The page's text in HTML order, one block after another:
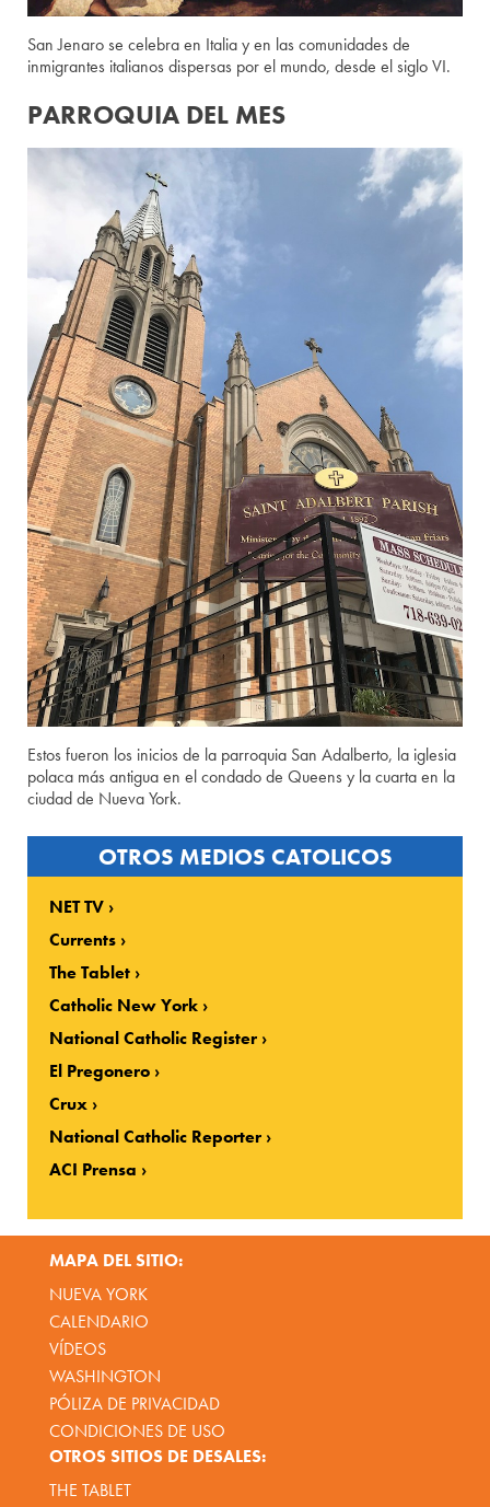
San Jenaro se celebra en Italia y en las comunidades de
inmigrantes italianos dispersas por el mundo, desde el siglo VI.
PARROQUIA DEL MES
Estos fueron los inicios de la parroquia San Adalberto, la iglesia
polaca más antigua en el condado de Queens y la cuarta en la
ciudad de Nueva York.
OTROS MEDIOS CATOLICOS
NET TV
Currents
The Tablet
Catholic New York
National Catholic Register
El Pregonero
Crux
National Catholic Reporter
ACI Prensa
MAPA DEL SITIO:
NUEVA YORK
CALENDARIO
VÍDEOS
WASHINGTON
PÓLIZA DE PRIVACIDAD
CONDICIONES DE USO
OTROS SITIOS DE DESALES:
THE TABLET